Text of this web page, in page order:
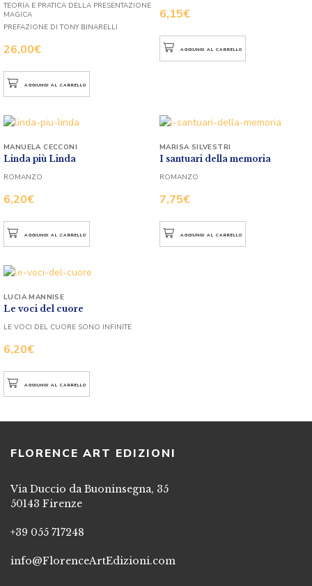
26,00€
TEORIA E PRATICA DELLA PRESENTAZIONE
MAGICA
PREFAZIONE DI TONY BINARELLI
AGGIUNGI AL CARRELLO
6,15€
AGGIUNGI AL CARRELLO
Linda più Linda
6,20€
MANUELA CECCONI
ROMANZO
AGGIUNGI AL CARRELLO
I santuari della memoria
7,75€
MARISA SILVESTRI
ROMANZO
AGGIUNGI AL CARRELLO
Le voci del cuore
6,20€
LUCIA MANNISE
LE VOCI DEL CUORE SONO INFINITE
AGGIUNGI AL CARRELLO
FLORENCE ART EDIZIONI
Via Duccio da Buoninsegna, 35
50143 Firenze
+39 055 717248
info@FlorenceArtEdizioni.com